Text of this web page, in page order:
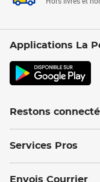
Applications La
Restons
Services Pros
Envois Courrier